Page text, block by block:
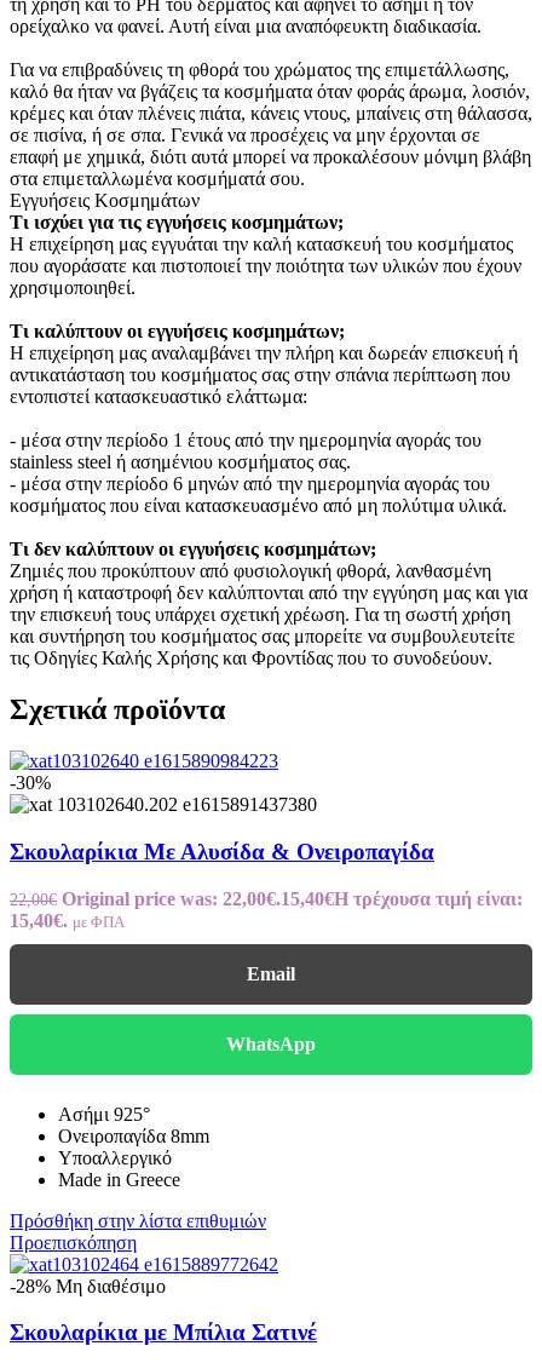
τη χρήση και το PH του δέρματος και αφήνει το ασήμι ή τον
ορείχαλκο να φανεί. Αυτή είναι μια αναπόφευκτη διαδικασία.
Για να επιβραδύνεις τη φθορά του χρώματος της επιμετάλλωσης,
καλό θα ήταν να βγάζεις τα κοσμήματα όταν φοράς άρωμα, λοσιόν,
κρέμες και όταν πλένεις πιάτα, κάνεις ντους, μπαίνεις στη θάλασσα,
σε πισίνα, ή σε σπα. Γενικά να προσέχεις να μην έρχονται σε
επαφή με χημικά, διότι αυτά μπορεί να προκαλέσουν μόνιμη βλάβη
στα επιμεταλλωμένα κοσμήματά σου.
Εγγυήσεις Κοσμημάτων
Τι ισχύει για τις εγγυήσεις κοσμημάτων;
Η επιχείρηση μας εγγυάται την καλή κατασκευή του κοσμήματος
που αγοράσατε και πιστοποιεί την ποιότητα των υλικών που έχουν
χρησιμοποιηθεί.
Τι καλύπτουν οι εγγυήσεις κοσμημάτων;
Η επιχείρηση μας αναλαμβάνει την πλήρη και δωρεάν επισκευή ή
αντικατάσταση του κοσμήματος σας στην σπάνια περίπτωση που
εντοπιστεί κατασκευαστικό ελάττωμα:
- μέσα στην περίοδο 1 έτους από την ημερομηνία αγοράς του
stainless steel ή ασημένιου κοσμήματος σας.
- μέσα στην περίοδο 6 μηνών από την ημερομηνία αγοράς του
κοσμήματος που είναι κατασκευασμένο από μη πολύτιμα υλικά.
Τι δεν καλύπτουν οι εγγυήσεις κοσμημάτων;
Ζημιές που προκύπτουν από φυσιολογική φθορά, λανθασμένη
χρήση ή καταστροφή δεν καλύπτονται από την εγγύηση μας και για
την επισκευή τους υπάρχει σχετική χρέωση. Για τη σωστή χρήση
και συντήρηση του κοσμήματος σας μπορείτε να συμβουλευτείτε
τις Οδηγίες Καλής Χρήσης και Φροντίδας που το συνοδεύουν.
Σχετικά προϊόντα
-30%
Σκουλαρίκια Με Αλυσίδα & Ονειροπαγίδα
22,00€ Original price was: 22,00€.15,40€Η τρέχουσα τιμή είναι:
15,40€. με ΦΠΑ
Email
WhatsApp
Ασήμι 925°
Ονειροπαγίδα 8mm
Υποαλλεργικό
Made in Greece
Πρόσθήκη στην λίστα επιθυμιών
Προεπισκόπηση
-28% Μη διαθέσιμο
Σκουλαρίκια με Μπίλια Σατινέ